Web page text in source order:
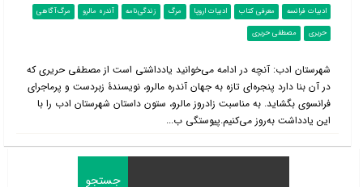
ادبیات فرانسه معرفی کتاب ادبیات اروپا مرگ زندگی‌نامه آندره مالرو
مرگ‌آگاهی
حریری
مصطفی حریری
شهرستان ادب: آنچه در ادامه می‌خوانید یادداشتی است از مصطفی حریری که
در آن بنا دارد پنجره‌ای تازه به جهان آندره مالرو، نویسندۀ زبردست و پرماجرای
فرانسوی بگشاید. به مناسبت زادروز مالرو، ستون داستان شهرستان ادب را با
این یادداشت به‌روز می‌کنیم.پیوستگی ب...